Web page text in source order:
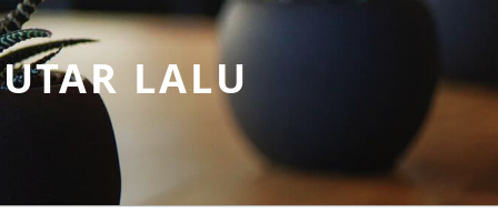
LALU